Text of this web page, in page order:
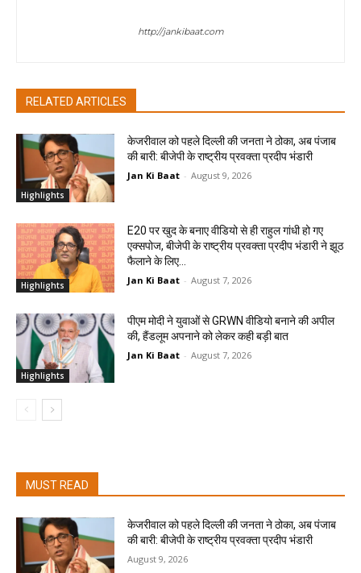
http://jankibaat.com
RELATED ARTICLES
Highlights
केजरीवाल को पहले दिल्ली की जनता ने ठोका, अब पंजाब
की बारी: बीजेपी के राष्ट्रीय प्रवक्ता प्रदीप भंडारी
Jan Ki Baat - August 9, 2026
Highlights
E20 पर खुद के बनाए वीडियो से ही राहुल गांधी हो गए
एक्सपोज, बीजेपी के राष्ट्रीय प्रवक्ता प्रदीप भंडारी ने झूठ
फैलाने के लिए...
Jan Ki Baat - August 7, 2026
Highlights
पीएम मोदी ने युवाओं से GRWN वीडियो बनाने की अपील
की, हैंडलूम अपनाने को लेकर कही बड़ी बात
Jan Ki Baat - August 7, 2026
MUST READ
केजरीवाल को पहले दिल्ली की जनता ने ठोका, अब पंजाब
की बारी: बीजेपी के राष्ट्रीय प्रवक्ता प्रदीप भंडारी
August 9, 2026